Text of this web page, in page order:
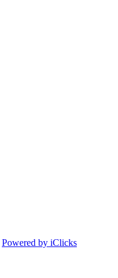
Powered by iClicks